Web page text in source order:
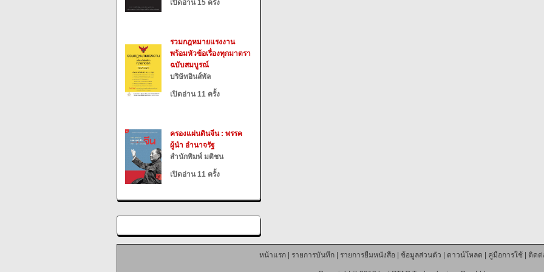
เปิดอ่าน 15 ครั้ง
รวมกฎหมายแรงงาน
พร้อมหัวข้อเรื่องทุกมาตรา
ฉบับสมบูรณ์
บริษัทอินส์พัล
เปิดอ่าน 11 ครั้ง
ครองแผ่นดินจีน : พรรค
ผู้นำ อำนาจรัฐ
สำนักพิมพ์ มติชน
เปิดอ่าน 11 ครั้ง
หน้าแรก| รายการบันทึก| รายการยืมหนังสือ ข้อมูลส่วนตัว ดาวน์โหลด คู่มือการใช้| ติดต่